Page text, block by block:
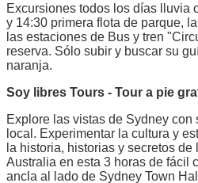
Excursiones todos los días lluvia
y 14:30 primera flota de parque,
las estaciones de Bus y tren
reserva. Sólo subir y buscar su
naranja.
Soy libres Tours - Tour a pie
Explore las vistas de Sydney con
local. Experimentar la cultura y
la historia, historias y secretos
Australia en esta 3 horas de fácil
ancla al lado de Sydney Town